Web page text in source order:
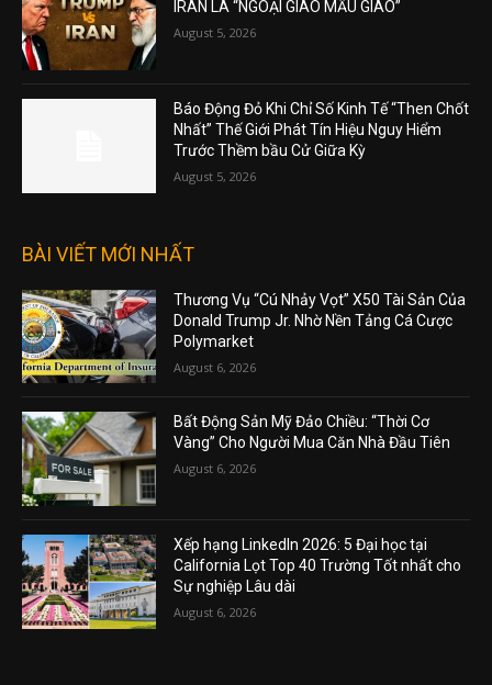
IRAN LÀ “NGOẠI GIAO MẪU GIÁO”
August 5, 2026
Báo Động Đỏ Khi Chỉ Số Kinh Tế “Then Chốt
Nhất” Thế Giới Phát Tín Hiệu Nguy Hiểm
Trước Thềm bầu Cử Giữa Kỳ
August 5, 2026
BÀI VIẾT MỚI NHẤT
Thương Vụ “Cú Nhảy Vọt” X50 Tài Sản Của
Donald Trump Jr. Nhờ Nền Tảng Cá Cược
Polymarket
August 6, 2026
Bất Động Sản Mỹ Đảo Chiều: “Thời Cơ
Vàng” Cho Người Mua Căn Nhà Đầu Tiên
August 6, 2026
Xếp hạng LinkedIn 2026: 5 Đại học tại
California Lọt Top 40 Trường Tốt nhất cho
Sự nghiệp Lâu dài
August 6, 2026